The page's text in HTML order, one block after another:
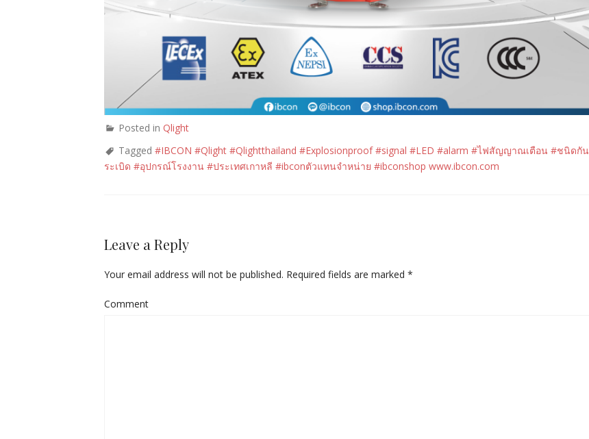
Posted in Qlight
Tagged #IBCON #Qlight #Qlightthailand #Explosionproof #signal #LED #alarm #ไฟสัญญาณเตือน #ชนิดกัน
ระเบิด #อุปกรณ์โรงงาน #ประเทศเกาหลี #ibconตัวแทนจำหน่าย #ibconshop www.ibcon.com
Leave a Reply
Your email address will not be published. Required fields are marked *
Comment